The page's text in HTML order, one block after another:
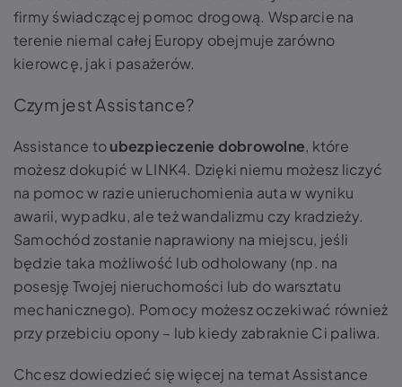
firmy świadczącej pomoc drogową. Wsparcie na
terenie niemal całej Europy obejmuje zarówno
kierowcę, jak i pasażerów.
Czym jest Assistance?
Assistance toubezpieczenie dobrowolne, które
możesz dokupić w LINK4. Dzięki niemu możesz liczyć
na pomoc w razie unieruchomienia auta w wyniku
awarii, wypadku, ale też wandalizmu czy kradzieży.
Samochód zostanie naprawiony na miejscu, jeśli
będzie taka możliwość lub odholowany (np. na
posesję Twojej nieruchomości lub do warsztatu
mechanicznego). Pomocy możesz oczekiwać również
przy przebiciu opony – lub kiedy zabraknie Ci paliwa.
Chcesz dowiedzieć się więcej na temat Assistance